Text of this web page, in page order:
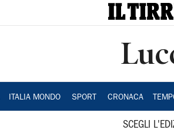
ITALIA MONDO SPORT CRONACA
SCEGLI